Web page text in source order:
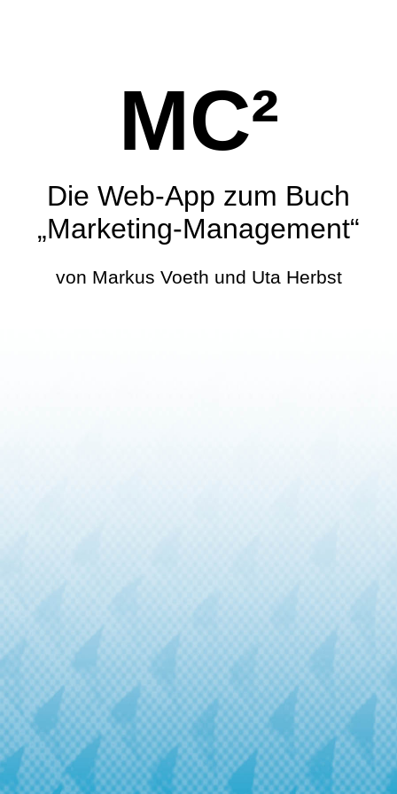
MC²
Die Web-App zum Buch
„Marketing-Management“
von Markus Voeth und Uta Herbst